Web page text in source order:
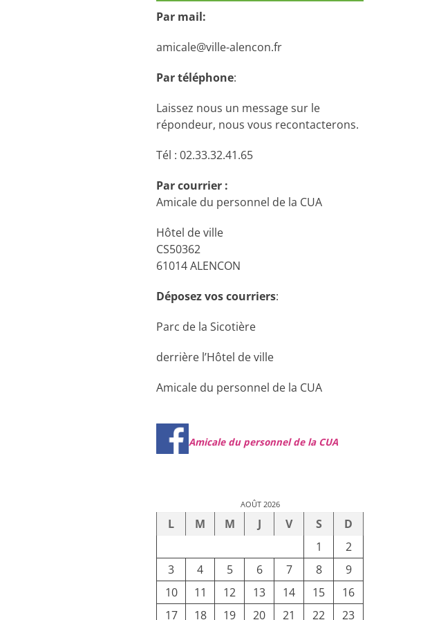
Par mail:
amicale@ville-alencon.fr
Par téléphone:
Laissez nous un message sur le
répondeur, nous vous recontacterons.
Tél : 02.33.32.41.65
Par courrier :
Amicale du personnel de la CUA
Hôtel de ville
CS50362
61014 ALENCON
Déposez vos courriers:
Parc de la Sicotière
derrière l’Hôtel de ville
Amicale du personnel de la CUA
Amicale du personnel de la CUA
AOÛT 2026
L M M J V S
D
1
2
3
4 5 6 7 8
9
10
11 12 13 14 15
16
17
18 19 20 21 22 23